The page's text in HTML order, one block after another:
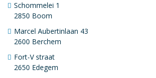
Schommelei 1
2850 Boom
Marcel Aubertinlaan 43
2600 Berchem
Fort-V straat
2650 Edegem